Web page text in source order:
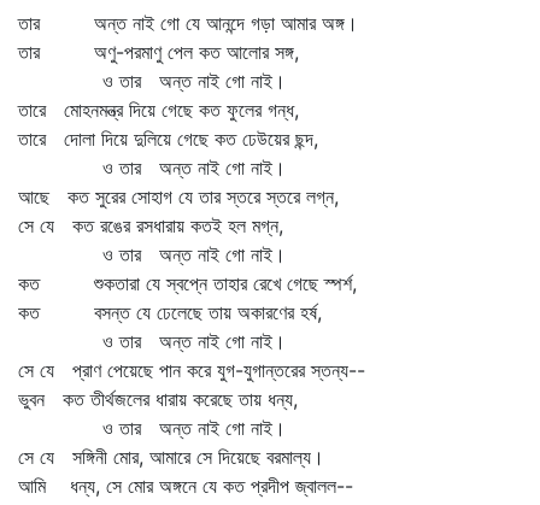
তার অন্ত নাই গো যে আনন্দে গড়া আমার অঙ্গ।
তার অণু-পরমাণু পেল কত আলোর সঙ্গ,
ও তার অন্ত নাই গো নাই।
তারে মোহনমন্ত্র দিয়ে গেছে কত ফুলের গন্ধ,
তারে দোলা দিয়ে দুলিয়ে গেছে কত ঢেউয়ের ছন্দ,
ও তার অন্ত নাই গো নাই।
আছে কত সুরের সোহাগ যে তার স্তরে স্তরে লগ্ন,
সে যে কত রঙের রসধারায় কতই হল মগ্ন,
ও তার অন্ত নাই গো নাই।
কত শুকতারা যে স্বপ্নে তাহার রেখে গেছে স্পর্শ,
কত বসন্ত যে ঢেলেছে তায় অকারণের হর্ষ,
ও তার অন্ত নাই গো নাই।
সে যে প্রাণ পেয়েছে পান করে যুগ-যুগান্তরের স্তন্য--
ভুবন কত তীর্থজলের ধারায় করেছে তায় ধন্য,
ও তার অন্ত নাই গো নাই।
সে যে সঙ্গিনী মোর, আমারে সে দিয়েছে বরমাল্য।
আমি ধন্য, সে মোর অঙ্গনে যে কত প্রদীপ জ্বালল--